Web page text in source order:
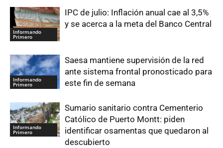
Informando
Primero
IPC de julio: Inflación anual cae al 3,5%
y se acerca a la meta del Banco Central
Informando
Primero
Saesa mantiene supervisión de la red
ante sistema frontal pronosticado para
este fin de semana
Informando
Primero
Sumario sanitario contra Cementerio
Católico de Puerto Montt: piden
identificar osamentas que quedaron al
descubierto